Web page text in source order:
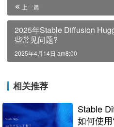
上一篇
2025年Stable Diffusion
些常见问题?
2025年4月14日 am8:00
相关推荐
Stable
如何使